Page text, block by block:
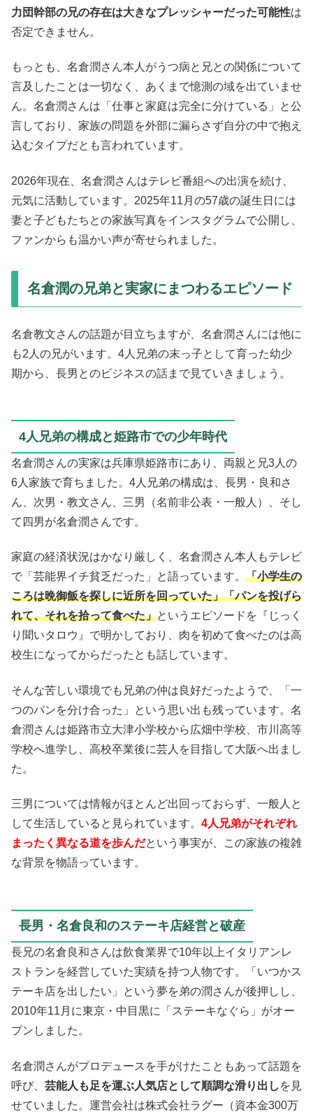
力団幹部の兄の存在は大きなプレッシャーだった可能性は
否定できません。
もっとも、名倉潤さん本人がうつ病と兄との関係について
言及したことは一切なく、あくまで憶測の域を出ていませ
ん。名倉潤さんは「仕事と家庭は完全に分けている」と公
言しており、家族の問題を外部に漏らさず自分の中で抱え
込むタイプだとも言われています。
2026年現在、名倉潤さんはテレビ番組への出演を続け、
元気に活動しています。2025年11月の57歳の誕生日には
妻と子どもたちとの家族写真をインスタグラムで公開し、
ファンからも温かい声が寄せられました。
名倉潤の兄弟と実家にまつわるエピソード
名倉教文さんの話題が目立ちますが、名倉潤さんには他に
も2人の兄がいます。4人兄弟の末っ子として育った幼少
期から、長男とのビジネスの話まで見ていきましょう。
4人兄弟の構成と姫路市での少年時代
名倉潤さんの実家は兵庫県姫路市にあり、両親と兄3人の
6人家族で育ちました。4人兄弟の構成は、長男・良和さ
ん、次男・教文さん、三男（名前非公表・一般人）、そし
て四男が名倉潤さんです。
家庭の経済状況はかなり厳しく、名倉潤さん本人もテレビ
で「芸能界イチ貧乏だった」と語っています。 「小学生の
ころは晩御飯を探しに近所を回っていた」「パンを投げら
れて、それを拾って食べた」というエピソードを『じっく
り聞いタロウ』で明かしており、肉を初めて食べたのは高
校生になってからだったとも話しています。
そんな苦しい環境でも兄弟の仲は良好だったようで、「一
つのパンを分け合った」という思い出も残っています。名
倉潤さんは姫路市立大津小学校から広畑中学校、市川高等
学校へ進学し、高校卒業後に芸人を目指して大阪へ出まし
た。
三男については情報がほとんど出回っておらず、一般人と
して生活していると見られています。 4人兄弟がそれぞれ
まったく異なる道を歩んだという事実が、この家族の複雑
な背景を物語っています。
長男・名倉良和のステーキ店経営と破産
長兄の名倉良和さんは飲食業界で10年以上イタリアンレ
ストランを経営していた実績を持つ人物です。「いつかス
テーキ店を出したい」という夢を弟の潤さんが後押しし、
2010年11月に東京・中目黒に「ステーキなぐら」がオー
プンしました。
名倉潤さんがプロデュースを手がけたこともあって話題を
呼び、 芸能人も足を運ぶ人気店として順調な滑り出し を見
せていました。運営会社は株式会社ラグー（資本金300万